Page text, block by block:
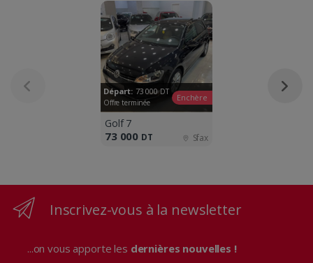
Départ: 73 000DT
Offre terminée
Enchère
Golf 7
73 000 DT Sfax
Inscrivez-vous à la newsletter
...on vous apporte les dernières nouvelles !